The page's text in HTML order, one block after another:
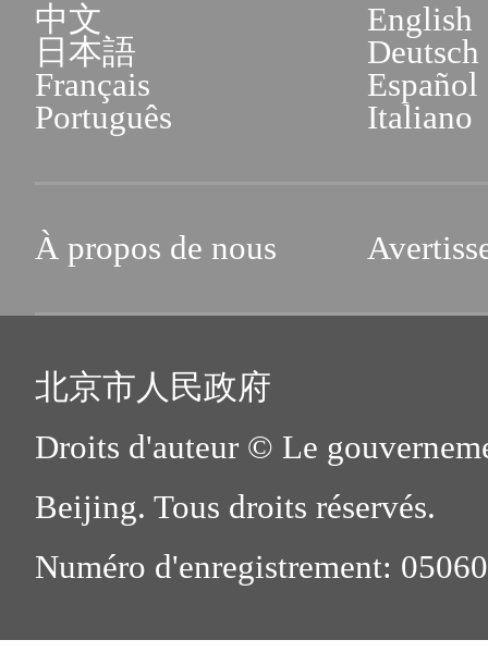
中文
English
日本語
Deutsch
Français
Español
Português
Italiano
À propos de nous
北京市人民政府
Droits d'auteur © Le
Beijing. Tous droits réservés.
Numéro d'enregistrement: